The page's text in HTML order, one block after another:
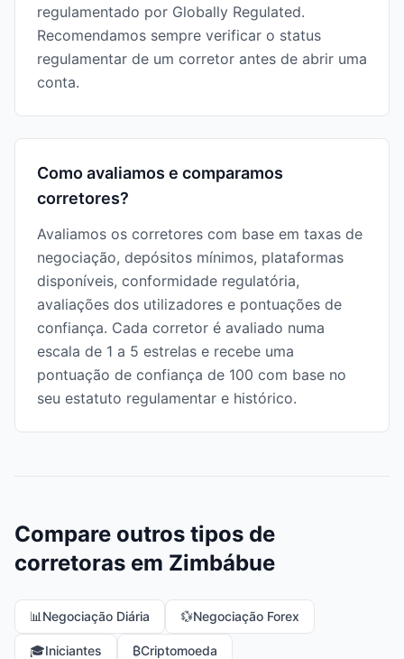
regulamentado por Globally Regulated.
Recomendamos sempre verificar o status
regulamentar de um corretor antes de abrir uma
conta.
Como avaliamos e comparamos
corretores?
Avaliamos os corretores com base em taxas de
negociação, depósitos mínimos, plataformas
disponíveis, conformidade regulatória,
avaliações dos utilizadores e pontuações de
confiança. Cada corretor é avaliado numa
escala de 1 a 5 estrelas e recebe uma
pontuação de confiança de 100 com base no
seu estatuto regulamentar e histórico.
Compare outros tipos de
corretoras em Zimbábue
📊 Negociação Diária 💱Negociação Forex
🎓Iniciantes ₿Criptomoeda